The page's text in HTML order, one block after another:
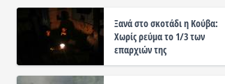
Ξανά στο σκοτάδι η Κούβα:
Χωρίς ρεύμα το 1/3 των
επαρχιών της